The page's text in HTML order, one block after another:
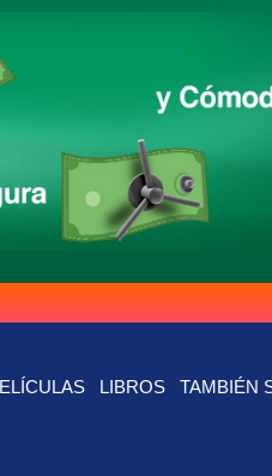
LIBROS TAMBIÉN